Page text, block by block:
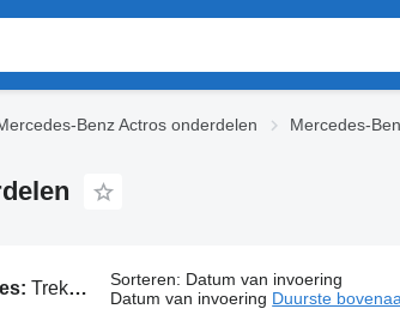
Benz Actros onderdelen Mercedes-
Trekker Mercedes-Benz Actros 2651 onderdelen Sorteren: Datum van invoering
Datum van invoering Duurste